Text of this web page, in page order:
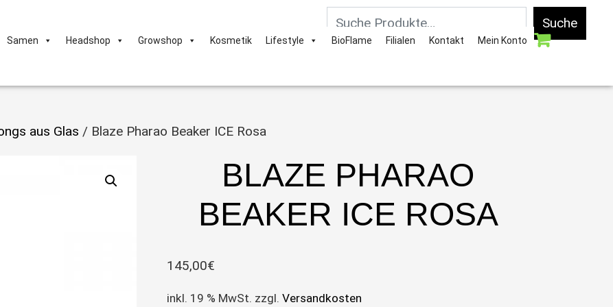
Suche
Samen Headshop Growshop Kosmetik Lifestyle BioFlame Filialen Kontakt Mein Konto
aus Glas / Blaze Pharao Beaker ICE Rosa
BLAZE PHARAO
BEAKER ICE ROSA
145,00€
inkl. 19 % MwSt. zzgl. Versandkosten